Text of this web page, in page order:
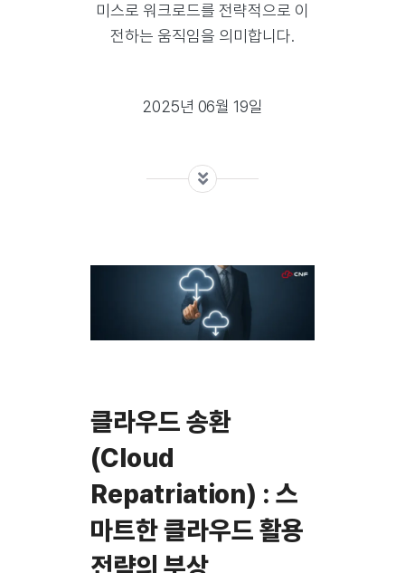
미스로 워크로드를 전략적으로 이
전하는 움직임을 의미합니다.
2025년 06월 19일
클라우드 송환
(Cloud
Repatriation) : 스
마트한 클라우드 활용
전략의 부상